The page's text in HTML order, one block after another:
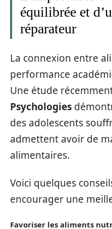
équilibrée et
réparateur
La connexion entre
performance
Une étude
Psychologies
des adolescents
admettent avoir de
alimentaires.
Voici quelques
encourager une
Favoriser les aliments